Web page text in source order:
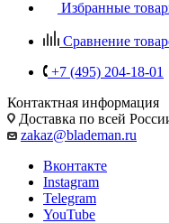
Избранные
Сравнение
+7 (495) 204-18-01
Контактная информация
Доставка по всей
zakaz@blademan.ru
Вконтакте
Instagram
Telegram
YouTube